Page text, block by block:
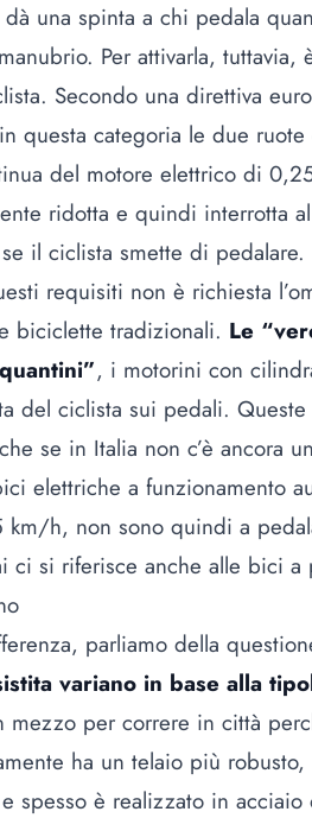
una spinta a chi pedala
Per attivarla,
Secondo una direttiva
questa categoria le due
del motore elettrico di
ridotta e quindi interrotta
il ciclista smette di pedalare.
requisiti non è richiesta
biciclette tradizionali. Le
, i motorini con
del ciclista sui pedali.
se in Italia non c’è ancora
elettriche a funzionamento
h, non sono quindi a
ci si riferisce anche alle bici a
parliamo della
variano in base alla
mezzo per correre in città
ha un telaio più
spesso è realizzato in